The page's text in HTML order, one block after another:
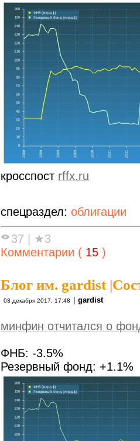
кросспост rffx.ru
спецраздел: облигации
37 | ★3
Комментарии ( 15 )
Блог им. gardist|
03 декабря 2017, 17:48 | gardist
минфин отчитался о
ФНБ: -3.5%
Резервный фонд: +1.1%